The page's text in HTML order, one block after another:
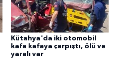
Kütahya'da iki otomobil
kafa kafaya çarpıştı, ölü ve
yaralı var